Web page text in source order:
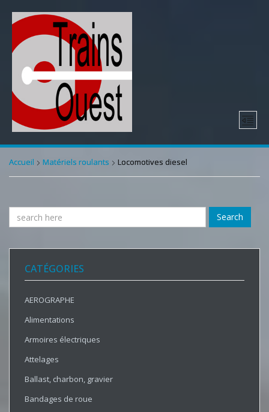
Accueil Matériels roulants Locomotives diesel
Search
CATÉGORIES
AEROGRAPHE
Alimentations
Armoires électriques
Attelages
Ballast, charbon, gravier
Bandages de roue